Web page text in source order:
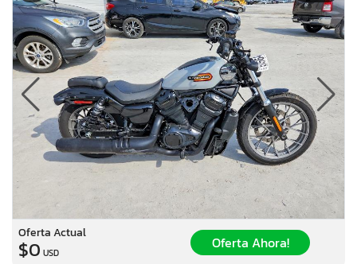
Oferta Actual
$0 USD
Oferta Ahora!